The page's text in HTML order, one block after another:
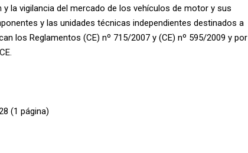
la vigilancia del mercado de los vehículos de motor y sus
y las unidades técnicas independientes destinados a
los Reglamentos (CE) nº 715/2007 y (CE) nº 595/2009 y por
(1 página)